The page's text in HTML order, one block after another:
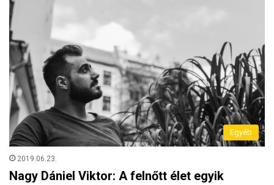
Egyéb
2019.06.23.
Nagy Dániel Viktor: A felnőtt élet egyik